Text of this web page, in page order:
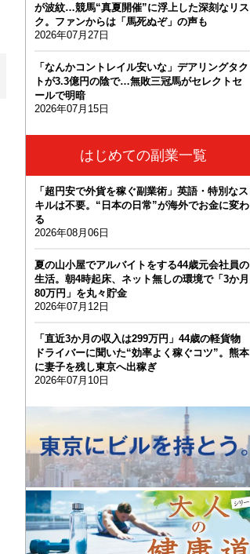
が波紋…競馬“真夏開催”に浮上した深刻なリス
ク。ファンからは「馬死ぬぞ」の声も
2026年07月27日
「なんかコントレイル安いな」デアリングタク
トが3.3億円の陰で…無敗三冠馬がセレクトセ
ールで明暗
2026年07月15日
はじめての副業一覧
「超円安で外貨を稼ぐ副業術」英語・特別なス
キルは不要。“日本の日常”が海外でお金に変わ
る
2026年08月06日
夏の山小屋でアルバイトをする44歳元会社員の
生活。朝4時起床、ネット無しの環境で「3か月
80万円」を丸々貯金
2026年07月12日
「直近3か月の収入は299万円」44歳の軽貨物
ドライバーに聞いた“効率よく稼ぐコツ”。熊本
に妻子を残し東京へ出稼ぎ
2026年07月10日